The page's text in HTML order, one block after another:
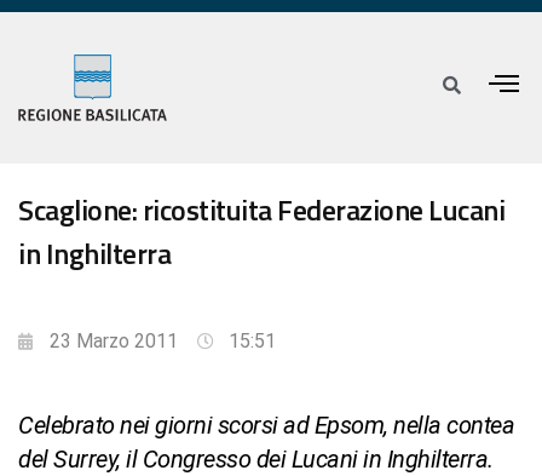
Scaglione: ricostituita Federazione Lucani
in Inghilterra
23 Marzo 2011 15:51
Celebrato nei giorni scorsi ad Epsom, nella contea
del Surrey, il Congresso dei Lucani in Inghilterra.